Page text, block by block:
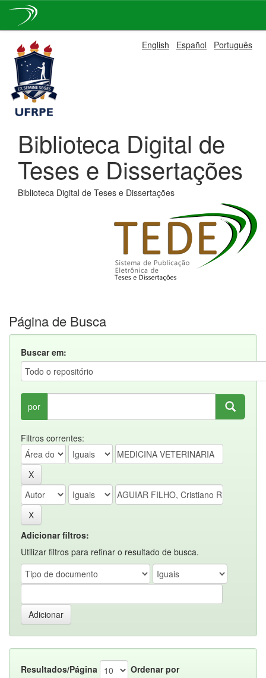
navigation
English Español Português
Biblioteca Digital de
Teses e Dissertações
Biblioteca Digital de Teses e Dissertações
Página de Busca
Buscar em:
por
Filtros correntes:
Adicionar filtros:
Utilizar filtros para refinar o resultado de busca.
Resultados/Página
Ordenar por